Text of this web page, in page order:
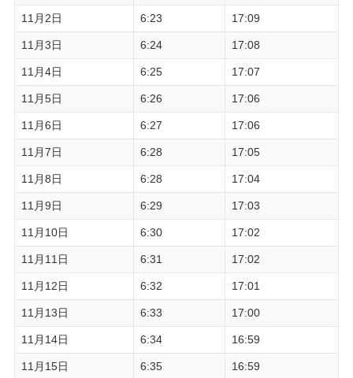
11月2日 6:23 17:09
11月3日 6:24 17:08
11月4日 6:25 17:07
11月5日 6:26 17:06
11月6日 6:27 17:06
11月7日 6:28 17:05
11月8日 6:28 17:04
11月9日 6:29 17:03
11月10日 6:30 17:02
11月11日 6:31 17:02
11月12日 6:32 17:01
11月13日 6:33 17:00
11月14日 6:34 16:59
11月15日 6:35 16:59